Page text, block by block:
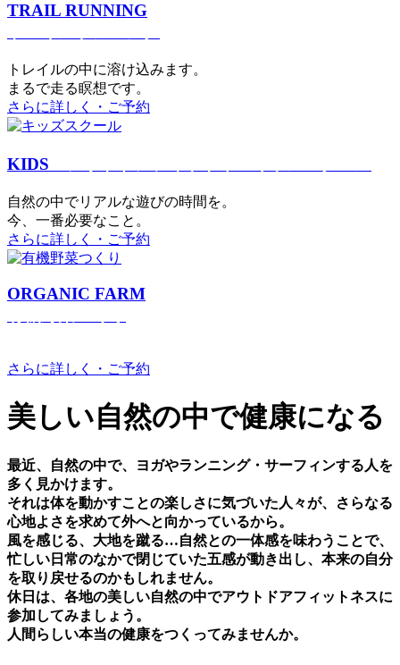
TRAIL RUNNING
トレイルの中に溶け込みます。
まるで⾛る瞑想です。
さらに詳しく・ご予約
KIDS
⾃然の中でリアルな遊びの時間を。
今、⼀番必要なこと。
さらに詳しく・ご予約
ORGANIC FARM
さらに詳しく・ご予約
美しい⾃然の中で健康になる
最近、⾃然の中で、ヨガやランニング・サーフィンする⼈を
多く⾒かけます。
それは体を動かすことの楽しさに気づいた⼈々が、さらなる
⼼地よさを求めて外へと向かっているから。
⾵を感じる、⼤地を蹴る…⾃然との⼀体感を味わうことで、
忙しい⽇常のなかで閉じていた五感が動き出し、本来の⾃分
を取り戻せるのかもしれません。
休⽇は、各地の美しい⾃然の中でアウトドアフィットネスに
参加してみましょう。
⼈間らしい本当の健康をつくってみませんか。